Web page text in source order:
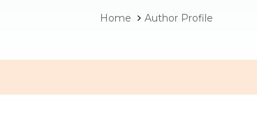
Home Author Profile